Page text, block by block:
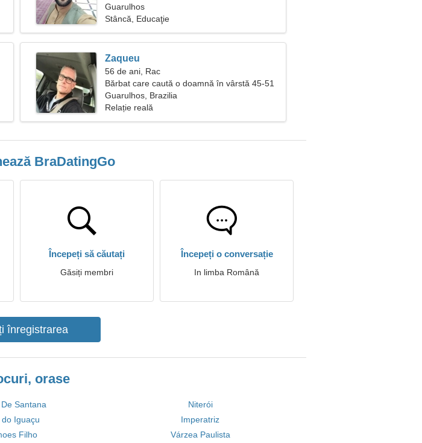
Guarulhos
Stâncă, Educaţie
Zaqueu
56 de ani, Rac
Bărbat care caută o doamnă în vârstă 45-51
Guarulhos, Brazilia
Relație reală
BraDatingGo
Începeți să căutați
Găsiți membri
Începeți o conversație
In limba Română
înregistrarea
orase
Santana
Niterói
do Iguaçu
Imperatriz
Filho Várzea Paulista